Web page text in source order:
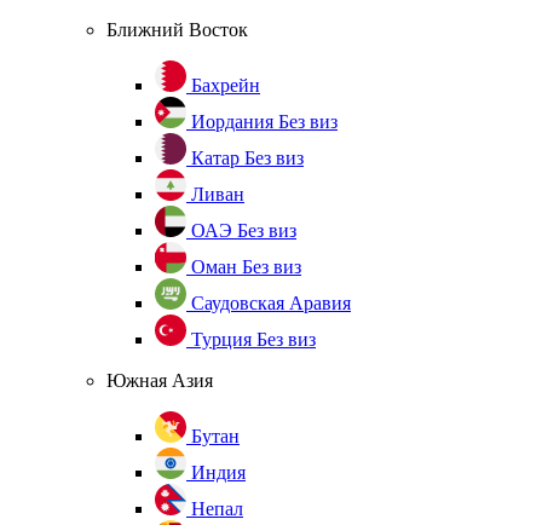
Ближний Восток
Бахрейн
Иордания Без виз
Катар Без виз
Ливан
ОАЭ Без виз
Оман Без виз
Саудовская Аравия
Турция Без виз
Южная Азия
Бутан
Индия
Непал